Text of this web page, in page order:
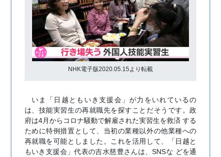
NHK電子版2020.05.15より転載
いま「日越ともいき支援会」が力をいれているの
は、技能実習生の再就職先を探すことだそうです。政
府は4月からコロナ騒動で解雇された実習生を救済 する
ために特例措置として、当初の業種以外の他業種への
再就職を可能としました。これを活用して、「日越と
もいき支援会」代表の吉水慈豊さんは、SNSな どを通